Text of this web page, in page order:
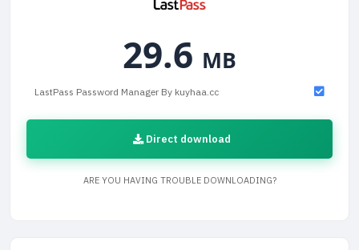
29.6 MB
LastPass Password Manager By kuyhaa.cc
Direct download
ARE YOU HAVING TROUBLE DOWNLOADING?